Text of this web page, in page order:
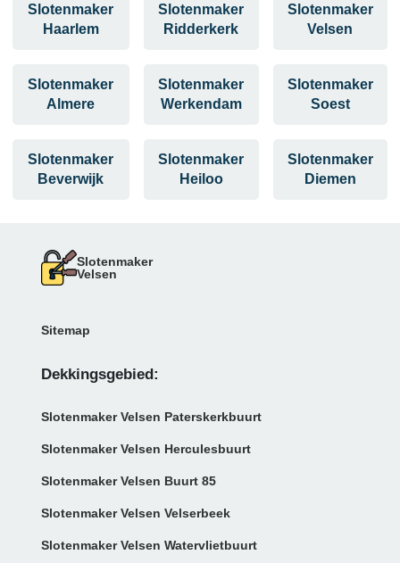
Slotenmaker
Haarlem
Slotenmaker
Ridderkerk
Slotenmaker
Velsen
Slotenmaker
Almere
Slotenmaker
Werkendam
Slotenmaker
Soest
Slotenmaker
Beverwijk
Slotenmaker
Heiloo
Slotenmaker
Diemen
Slotenmaker
Velsen
Sitemap
Dekkingsgebied:
Slotenmaker Velsen Paterskerkbuurt
Slotenmaker Velsen Herculesbuurt
Slotenmaker Velsen Buurt 85
Slotenmaker Velsen Velserbeek
Slotenmaker Velsen Watervlietbuurt